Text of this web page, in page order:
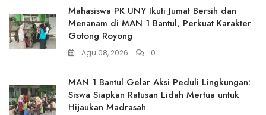
Mahasiswa PK UNY Ikuti Jumat Bersih dan
Menanam di MAN 1 Bantul, Perkuat Karakter
Gotong Royong
Agu 08, 2026 0
MAN 1 Bantul Gelar Aksi Peduli Lingkungan:
Siswa Siapkan Ratusan Lidah Mertua untuk
Hijaukan Madrasah